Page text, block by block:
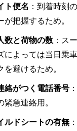
ト便名 ：到着時刻
が把握するため。
数と荷物の数：ス
によっては当日乗
を避けるため。
絡がつく電話番号
緊急連絡用。
ルドシートの有無